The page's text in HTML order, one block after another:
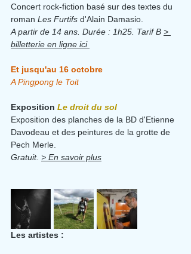
Concert rock-fiction basé sur des textes du
roman Les Furtifs d'Alain Damasio.
A partir de 14 ans. Durée : 1h25. Tarif B >
billetterie en ligne ici
Et jusqu'au 16 octobre
A Pingpong le Toit
Exposition Le droit du sol
Exposition des planches de la BD d'Etienne
Davodeau et des peintures de la grotte de
Pech Merle.
Gratuit. > En savoir plus
Les artistes :